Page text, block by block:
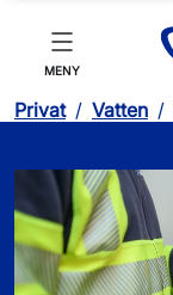
MENY
Privat / Vatten /